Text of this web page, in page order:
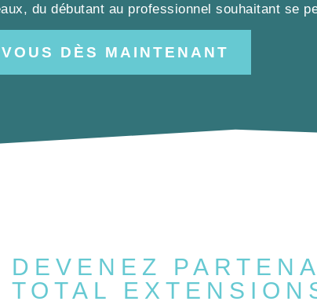
du débutant au professionnel souhaitant se
DÈS MAINTENANT
DEVENEZ
TOTAL